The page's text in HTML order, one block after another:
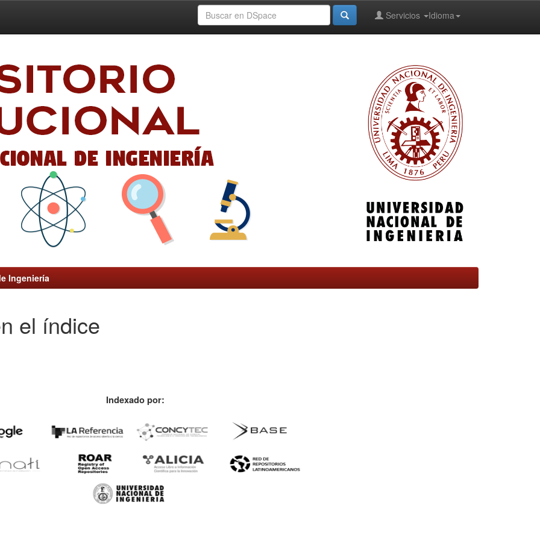
Idioma
Servicios
Ingeniería
el índice
Indexado por: